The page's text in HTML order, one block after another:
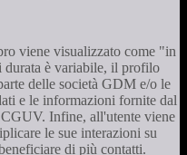
viene visualizzato come "in
durata è variabile, il profilo
delle società GDM e/o le
e le informazioni fornite dal
Infine, all'utente viene
le sue interazioni su
di più contatti.